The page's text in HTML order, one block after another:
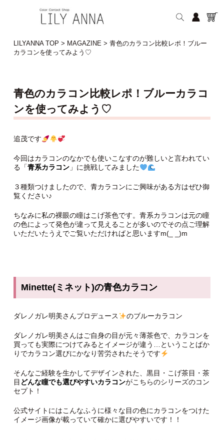
LILYANNA TOP > MAGAZINE> 青色のカラコン比較レポ！ブルー
カラコンを使ってみよう♡
青色のカラコン比較レポ！ブルーカラコ
ンを使ってみよう♡
追茂です
今回はカラコンのなかでも使いこなすのが難しいと言われてい
る「青系カラコン」に挑戦してみました
３種類つけましたので、青カラコンにご興味がある方はぜひ御
覧ください♪
ちなみに私の裸眼の瞳はこげ茶色です。青系カラコンは元の瞳
の色によって発色が違って見えることが多いのでその点ご理解
いただいたうえでご覧いただければと思いますm(_ _)m
Minette(ミネット)の青色カラコン
ダレノガレ明美さんプロデュース のブルーカラコン
ダレノガレ明美さんはご自身の目が元々薄茶色で、カラコンを
買っても実際につけてみるとイメージが違う…ということばか
りでカラコン選びにかなり苦労されたそうです
そんなご経験を生かしてデザインされた、黒目・こげ茶目・茶
目 どんな瞳でも選びやすいカラコンがこちらのシリーズのコン
セプト！
公式サイトにはこんなふうに様々な目の色にカラコンをつけた
イメージ画像が載っていて確かに選びやすいです！！